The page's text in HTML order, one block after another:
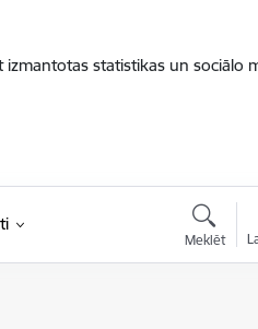
statistikas un sociālo
Meklēt